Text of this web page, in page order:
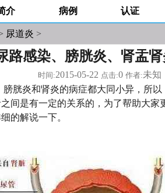
介 病例 认证
尿道炎 >
路感染、膀胱炎、肾盂
时间:2015-05-22 点击:0 作者:未知
炎和肾炎的病症都大同小异，所以
间是有一定的关系的，为了帮助大家
的解说一下。